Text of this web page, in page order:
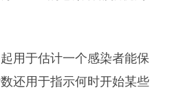
用于估计一个感染者能保
还用于指示何时开始某些